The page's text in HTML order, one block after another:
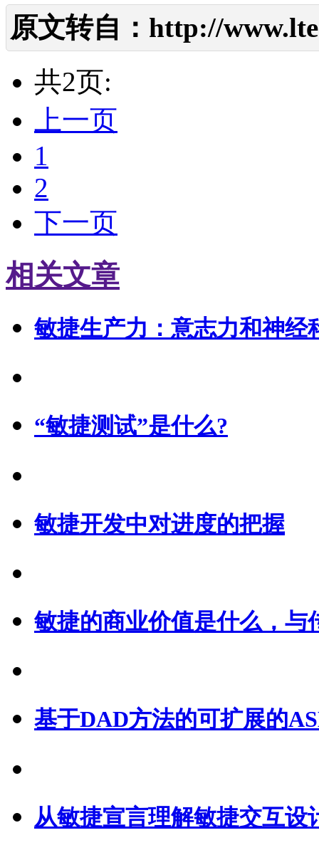
原文转自： http://
共2页:
上一页
1
2
下一页
相关文章
敏捷生产力：意志力和神经
“敏捷测试”是什么?
敏捷开发中对进度的把握
敏捷的商业价值是什么，与
基于DAD方法的可扩展的
从敏捷宣言理解敏捷交互设